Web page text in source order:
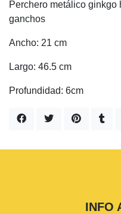
Perchero metálico
ganchos
Ancho: 21 cm
Largo: 46.5 cm
Profundidad: 6cm
INFO